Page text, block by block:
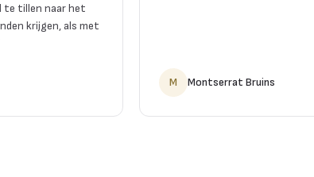
te tillen naar het
krijgen, als met
M Montserrat Bruins